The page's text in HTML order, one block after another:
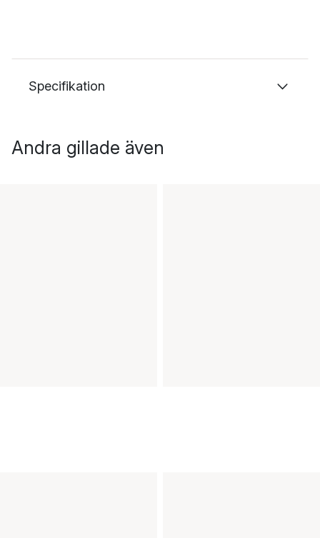
Specifikation
Andra gillade även